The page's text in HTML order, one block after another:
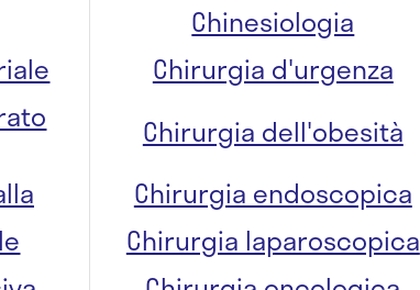
Chinesiologia
Chirurgia d'urgenza
Chirurgia dell'obesità
Chirurgia endoscopica
Chirurgia laparoscopica